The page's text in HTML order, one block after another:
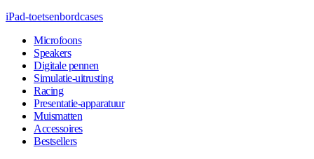
iPad-toetsenbordcases
Microfoons
Speakers
Digitale pennen
Simulatie-uitrusting
Racing
Presentatie-apparatuur
Muismatten
Accessoires
Bestsellers